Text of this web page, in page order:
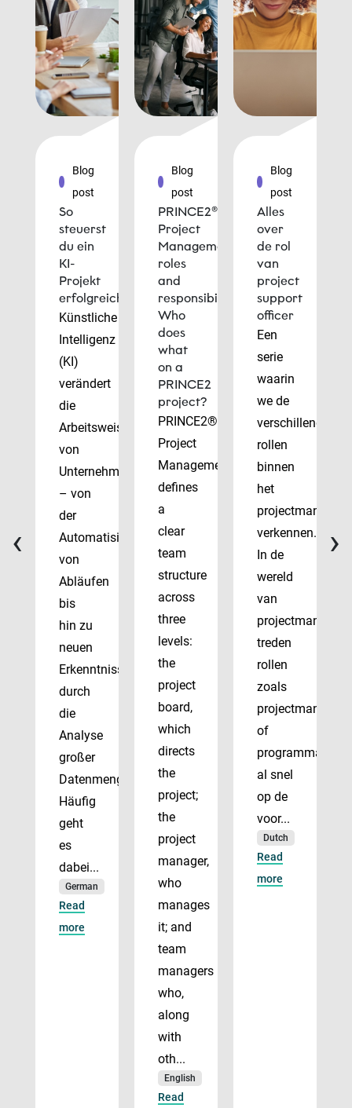
Blog
post
So
steuerst
du ein
KI-
Projekt
erfolgreich
Künstliche
Intelligenz
(KI)
verändert
die
Arbeitsweise
von
Unternehmen
– von
der
Automatisierung
von
Abläufen
bis
hin zu
neuen
Erkenntnissen
durch
die
Analyse
großer
Datenmengen.
Häufig
geht
es
dabei...
German
Read
more
Blog
post
PRINCE2®
Project
Management
roles
and
responsibilities:
Who
does
what
on a
PRINCE2
project?
PRINCE2®
Project
Management
defines
a
clear
team
structure
across
three
levels:
the
project
board,
which
directs
the
project;
the
project
manager,
who
manages
it; and
team
managers
who,
along
with
oth...
English
Read
Blog
post
Alles
over
de rol
van
project
support
officer
Een
serie
waarin
we de
verschillende
rollen
binnen
het
verkennen.
In de
wereld
van
treden
rollen
zoals
projectmanager
of
al snel
op de
voor...
Dutch
Read
more
‹ ›